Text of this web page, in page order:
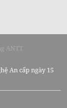
ANTT
An cấp ngày 15